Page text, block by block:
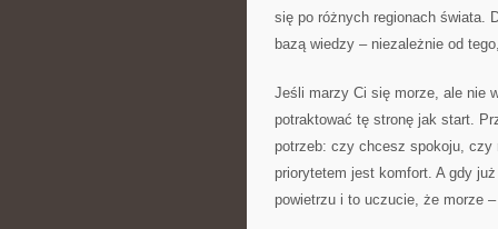
się po różnych regionach świata.
bazą wiedzy – niezależnie od
Jeśli marzy Ci się morze, ale nie
potraktować tę stronę jak start.
potrzeb: czy chcesz spokoju,
priorytetem jest komfort. A gdy
powietrzu i to uczucie, że morze